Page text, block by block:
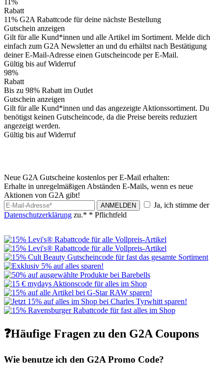
Rabatt
11% G2A Rabattcode für deine nächste Bestellung
Gutschein anzeigen
Gilt für alle Kund*innen und alle Artikel im Sortiment. Melde dich
einfach zum G2A Newsletter an und du erhältst nach Bestätigung
deiner E-Mail-Adresse einen Gutscheincode per E-Mail.
Gültig bis auf Widerruf
98%
Rabatt
Bis zu 98% Rabatt im Outlet
Gutschein anzeigen
Gilt für alle Kund*innen und das angezeigte Aktionssortiment. Du
benötigst keinen Gutscheincode, da die Preise bereits reduziert
angezeigt werden.
Gültig bis auf Widerruf
Neue G2A Gutscheine kostenlos per E-Mail erhalten:
Erhalte in unregelmäßigen Abständen E-Mails, wenn es neue
Aktionen von G2A gibt!
ANMELDEN
Ja, ich stimme der
Datenschutzerklärung zu.* * Pflichtfeld
❓Häufige Fragen zu den G2A Coupons
Wie benutze ich den G2A Promo Code?